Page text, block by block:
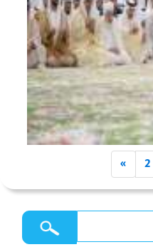
2
»